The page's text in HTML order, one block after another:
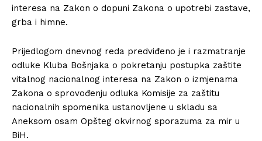
interesa na Zakon o dopuni Zakona o upotrebi zastave,
grba i himne.
Prijedlogom dnevnog reda predviđeno je i razmatranje
odluke Kluba Bošnjaka o pokretanju postupka zaštite
vitalnog nacionalnog interesa na Zakon o izmjenama
Zakona o sprovođenju odluka Komisije za zaštitu
nacionalnih spomenika ustanovljene u skladu sa
Aneksom osam Opšteg okvirnog sporazuma za mir u
BiH.